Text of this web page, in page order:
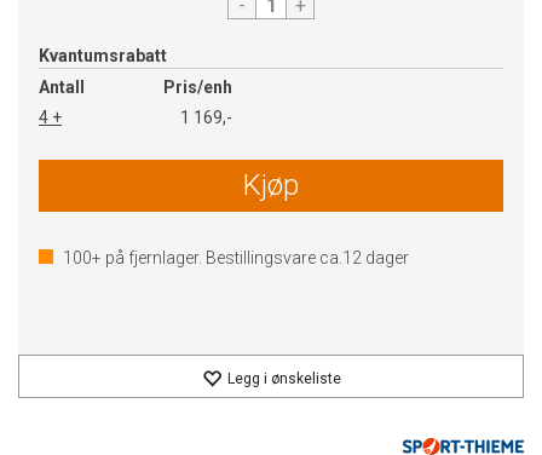
- +
Kvantumsrabatt
Antall
Pris/enh
4 +
1 169,-
Kjøp
100+ på fjernlager. Bestillingsvare ca. 12 dager
Legg i ønskeliste